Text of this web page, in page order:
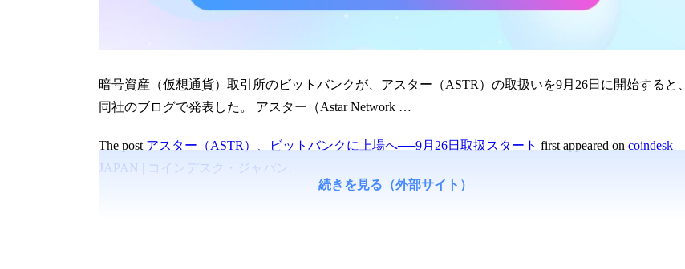
暗号資産（仮想通貨）取引所のビットバンクが、アスター（ASTR）の取扱いを9月26日に開始すると、
同社のブログで発表した。 アスター（Astar Network …
The post アスター（ASTR）、ビットバンクに上場へ──9月26日取扱スタート first appeared on coindesk
JAPAN | コインデスク・ジャパン
続きを見る（外部サイト）